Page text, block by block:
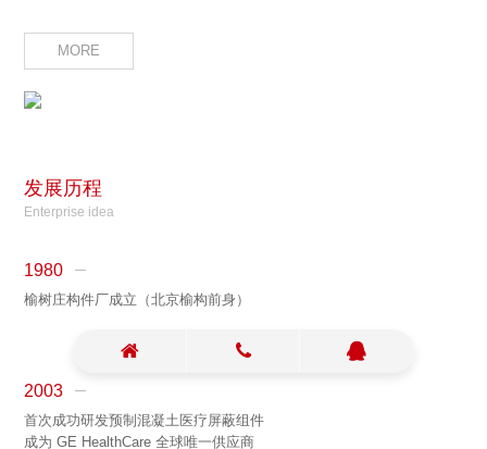
MORE
发展历程
Enterprise idea
1980
榆树庄构件厂成立（北京榆构前身）
榆树庄大队根据当时国家鼓励农民发展乡镇企业、搞活经济的政策，结
合当地丰富的砂石资源，投资一万五千元成立了水泥构件厂，委派周德
祥负责筹备工作，开始生产最简单的水构件 — 马路牙子和九格方砖。
主要的生产工具，依靠人推肩扛方式组织生产。
2003
首次成功研发预制混凝土医疗屏蔽组件
成为 GE HealthCare 全球唯一供应商